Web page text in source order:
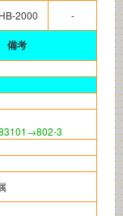
HB-2000 -
備考
3